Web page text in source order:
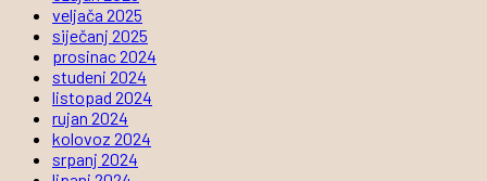
veljača 2025
siječanj 2025
prosinac 2024
studeni 2024
listopad 2024
rujan 2024
kolovoz 2024
srpanj 2024